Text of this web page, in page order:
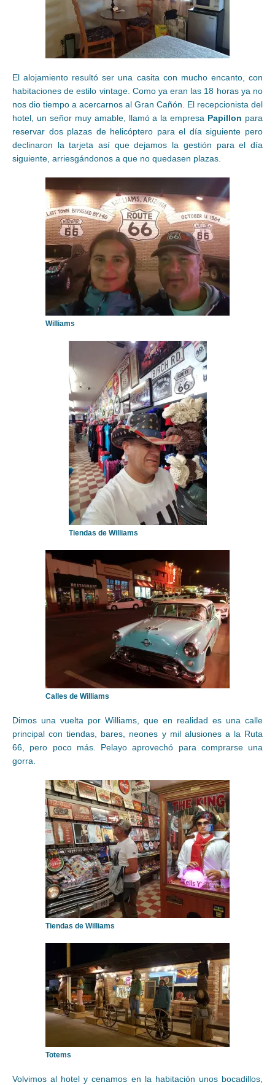
El alojamiento resultó ser una casita con mucho encanto, con
habitaciones de estilo vintage. Como ya eran las 18 horas ya no
nos dio tiempo a acercarnos al Gran Cañón. El recepcionista del
hotel, un señor muy amable, llamó a la empresa Papillon para
reservar dos plazas de helicóptero para el día siguiente pero
declinaron la tarjeta así que dejamos la gestión para el día
siguiente, arriesgándonos a que no quedasen plazas.
Williams
Tiendas de Williams
Calles de Williams
Dimos una vuelta por Williams, que en realidad es una calle
principal con tiendas, bares, neones y mil alusiones a la Ruta
66, pero poco más. Pelayo aprovechó para comprarse una
gorra.
Tiendas de Williams
Totems
Volvimos al hotel y cenamos en la habitación unos bocadillos,